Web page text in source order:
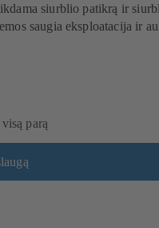
siurblio patikrą ir
saugia eksploatacija ir
parą